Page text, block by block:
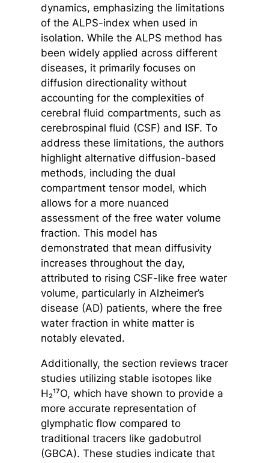
dynamics, emphasizing the limitations
of the ALPS-index when used in
isolation. While the ALPS method has
been widely applied across different
diseases, it primarily focuses on
diffusion directionality without
accounting for the complexities of
cerebral fluid compartments, such as
cerebrospinal fluid (CSF) and ISF. To
address these limitations, the authors
highlight alternative diffusion-based
methods, including the dual
compartment tensor model, which
allows for a more nuanced
assessment of the free water volume
fraction. This model has
demonstrated that mean diffusivity
increases throughout the day,
attributed to rising CSF-like free water
volume, particularly in Alzheimer’s
disease (AD) patients, where the free
water fraction in white matter is
notably elevated.
Additionally, the section reviews tracer
studies utilizing stable isotopes like
H₂¹⁷O, which have shown to provide a
more accurate representation of
glymphatic flow compared to
traditional tracers like gadobutrol
(GBCA). These studies indicate that